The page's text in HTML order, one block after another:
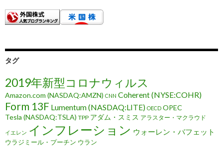
タグ
2019年新型コロナウィルス
Amazon.com (NASDAQ:AMZN) CNN Coherent (NYSE:COHR)
Form 13F Lumentum (NASDAQ:LITE) OECD OPEC
Tesla (NASDAQ:TSLA) TPP アダム・スミス アラスター・マクラウド
イエレン インフレーション ウォーレン・バフェット
ウラジミール・プーチン ウラン